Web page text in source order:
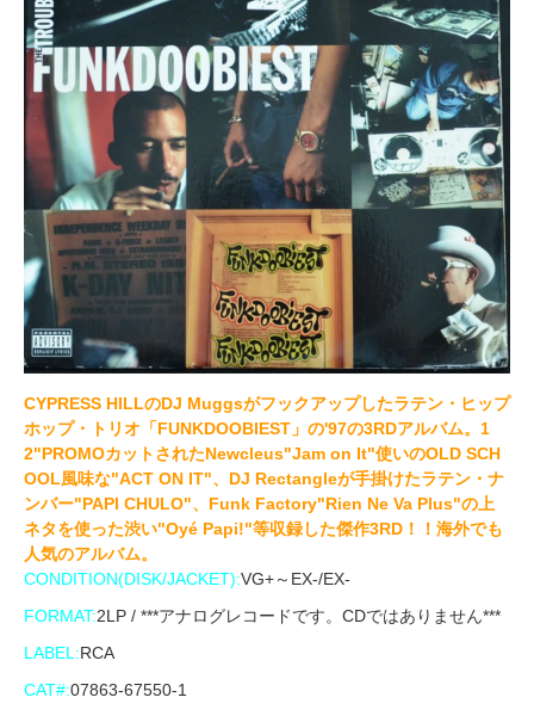
CYPRESS HILLのDJ Muggsがフックアップしたラテン・ヒップ
ホップ・トリオ「FUNKDOOBIEST」の'97の3RDアルバム。1
2"PROMOカットされたNewcleus"Jam on It"使いのOLD SCH
OOL風味な"ACT ON IT"、DJ Rectangleが手掛けたラテン・ナ
ンバー"PAPI CHULO"、Funk Factory"Rien Ne Va Plus"の上
ネタを使った渋い"Oyé Papi!"等収録した傑作3RD！！海外でも
人気のアルバム。
CONDITION(DISK/JACKET):VG+～EX-/EX-
FORMAT:2LP / ***アナログレコードです。CDではありません***
LABEL:RCA
CAT#:07863-67550-1